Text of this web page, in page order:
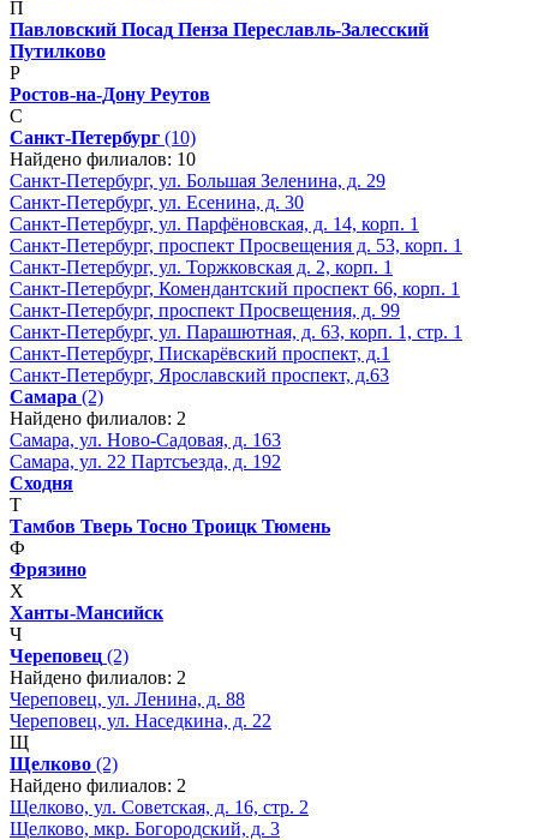
П
Павловский Посад Пенза Переславль-Залесский
Путилково
Р
Ростов-на-Дону Реутов
С
Санкт-Петербург (10)
Найдено филиалов: 10
Санкт-Петербург, ул. Большая Зеленина, д. 29
Санкт-Петербург, ул. Есенина, д. 30
Санкт-Петербург, ул. Парфёновская, д. 14, корп. 1
Санкт-Петербург, проспект Просвещения д. 53, корп. 1
Санкт-Петербург, ул. Торжковская д. 2, корп. 1
Санкт-Петербург, Комендантский проспект 66, корп. 1
Санкт-Петербург, проспект Просвещения, д. 99
Санкт-Петербург, ул. Парашютная, д. 63, корп. 1, стр. 1
Санкт-Петербург, Пискарёвский проспект, д.1
Санкт-Петербург, Ярославский проспект, д.63
Самара (2)
Найдено филиалов: 2
Самара, ул. Ново-Садовая, д. 163
Самара, ул. 22 Партсъезда, д. 192
Сходня
Т
Тамбов Тверь Тосно Троицк Тюмень
Ф
Фрязино
Х
Ханты-Мансийск
Ч
Череповец (2)
Найдено филиалов: 2
Череповец, ул. Ленина, д. 88
Череповец, ул. Наседкина, д. 22
Щ
Щелково (2)
Найдено филиалов: 2
Щелково, ул. Советская, д. 16, стр. 2
Щелково, мкр. Богородский, д. 3